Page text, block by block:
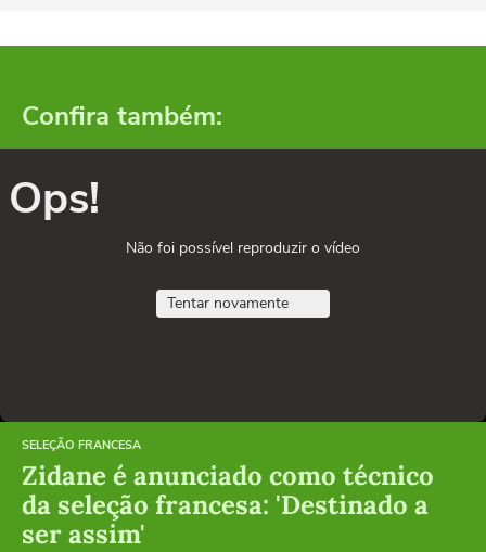
Confira também:
Ops!
Não foi possível reproduzir o vídeo
Tentar novamente
SELEÇÃO FRANCESA
Zidane é anunciado como técnico
da seleção francesa: 'Destinado a
ser assim'